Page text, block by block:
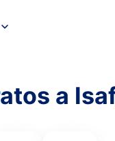
a